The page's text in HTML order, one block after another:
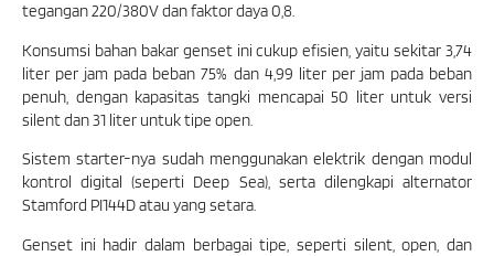
tegangan 220/380V dan faktor daya 0,8.
Konsumsi bahan bakar genset ini cukup efisien, yaitu sekitar 3,74
liter per jam pada beban 75% dan 4,99 liter per jam pada beban
penuh, dengan kapasitas tangki mencapai 50 liter untuk versi
silent dan 31 liter untuk tipe open.
Sistem starter-nya sudah menggunakan elektrik dengan modul
kontrol digital (seperti Deep Sea), serta dilengkapi alternator
Stamford PI144D atau yang setara.
Genset ini hadir dalam berbagai tipe, seperti silent, open, dan